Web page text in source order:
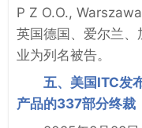
P Z O.O.,
英国德国、爱尔兰
业为列名被告。
五、美国ITC发
产品的337部分终裁